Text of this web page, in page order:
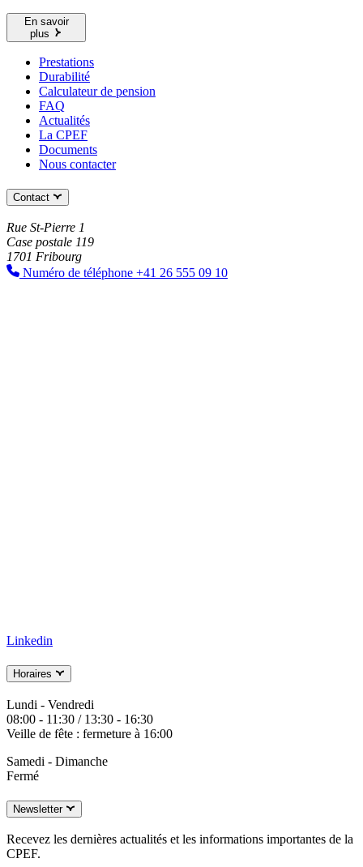
En savoir
plus
Prestations
Durabilité
Calculateur de pension
FAQ
Actualités
La CPEF
Documents
Nous contacter
Contact
Rue St-Pierre 1
Case postale 119
1701 Fribourg
Numéro de téléphone +41 26 555 09 10
Linkedin
Horaires
Lundi - Vendredi
08:00 - 11:30 / 13:30 - 16:30
Veille de fête : fermeture à 16:00
Samedi - Dimanche
Fermé
Newsletter
Recevez les dernières actualités et les informations importantes de la
CPEF.